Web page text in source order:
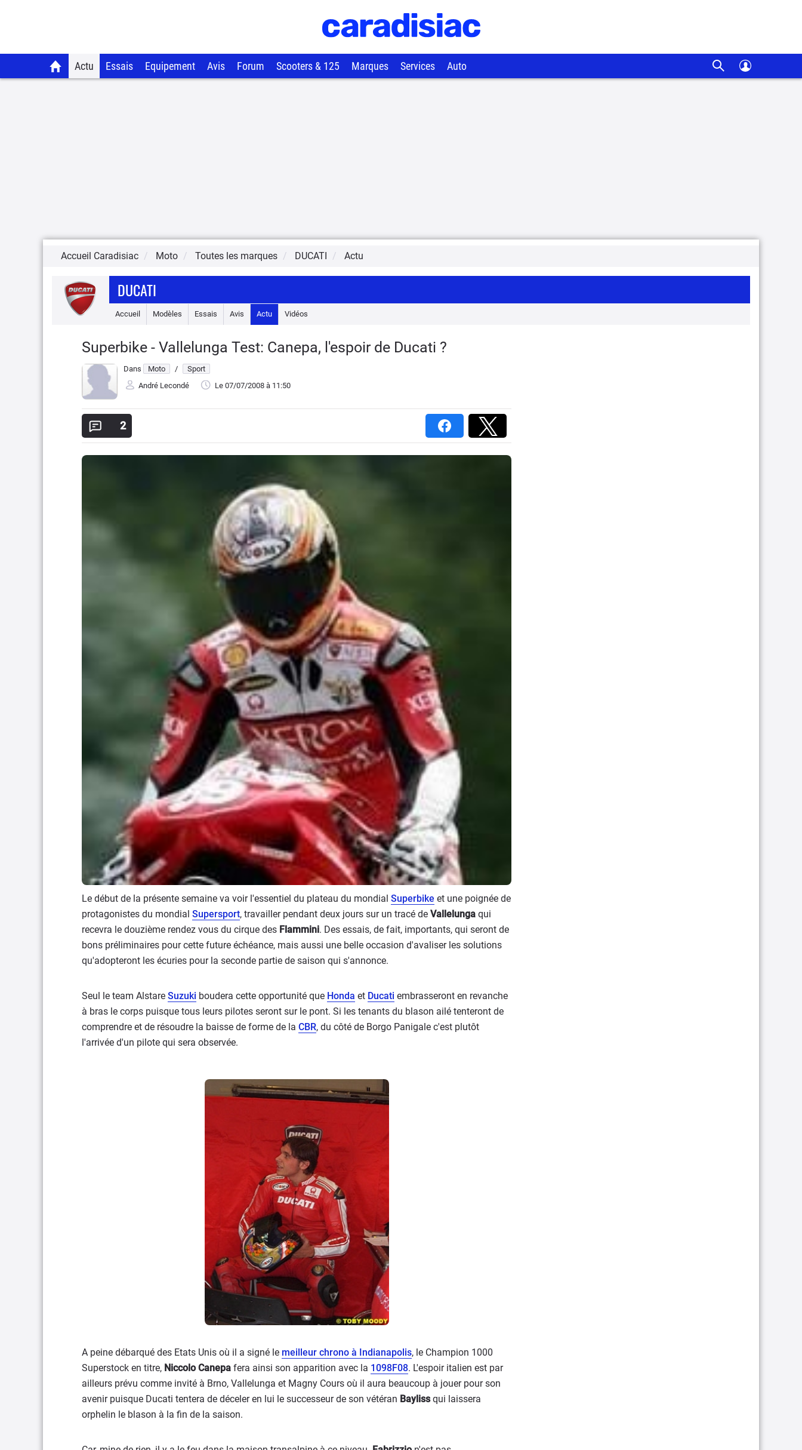
Actu Essais Equipement Avis Forum Scooters & 125 Marques Services Auto
Accueil Caradisiac Moto Toutes les marques DUCATI Actu
DUCATI
Accueil Modèles Essais Avis Actu Vidéos
Superbike - Vallelunga Test: Canepa, l'espoir de Ducati ?
Dans Moto /
Sport
André Lecondé
Le 07/07/2008 à 11:50
2
Le début de la présente semaine va voir l'essentiel du plateau du mondial Superbike et une poignée de
protagonistes du mondial Supersport, travailler pendant deux jours sur un tracé de Vallelunga qui
recevra le douzième rendez vous du cirque des Flammini. Des essais, de fait, importants, qui seront de
bons préliminaires pour cette future échéance, mais aussi une belle occasion d'avaliser les solutions
qu'adopteront les écuries pour la seconde partie de saison qui s'annonce.
Seul le team Alstare Suzuki boudera cette opportunité que Honda et Ducati embrasseront en revanche
à bras le corps puisque tous leurs pilotes seront sur le pont. Si les tenants du blason ailé tenteront de
comprendre et de résoudre la baisse de forme de la CBR, du côté de Borgo Panigale c'est plutôt
l'arrivée d'un pilote qui sera observée.
A peine débarqué des Etats Unis où il a signé le meilleur chrono à Indianapolis, le Champion 1000
Superstock en titre, Niccolo Canepa fera ainsi son apparition avec la 1098F08. L'espoir italien est par
ailleurs prévu comme invité à Brno, Vallelunga et Magny Cours où il aura beaucoup à jouer pour son
avenir puisque Ducati tentera de déceler en lui le successeur de son vétéran Baylissqui laissera
orphelin le blason à la fin de la saison.